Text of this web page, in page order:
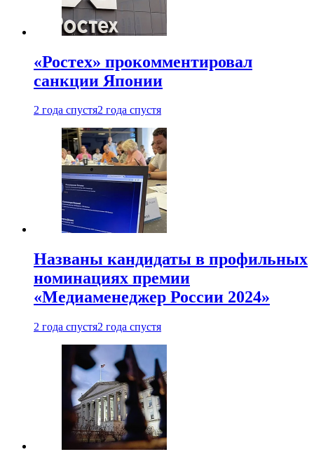
«Ростех» прокомментировал
санкции Японии
2 года спустя2 года спустя
Названы кандидаты в профильных
номинациях премии
«Медиаменеджер России 2024»
2 года спустя2 года спустя